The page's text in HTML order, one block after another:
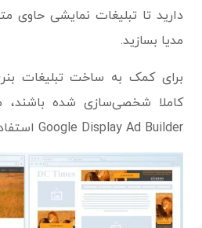
دارید تا تبلیغات نمایشی حاوی
مدیا بسازید.
برای کمک به ساخت تبلیغات
کاملا شخصی‌سازی شده باشند،
Google Display Ad Builder استفاده کنید.